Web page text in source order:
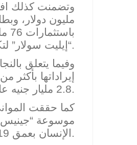
مليون دولار، وبطاقة إنتاجية 2
“إيليت سولار” لتكنولوجيا الطاقة الشمسية.
وفيما يتعلق
2.8 مليار جنيه عام 2016/2017.
كما حققت
موسوعة
الإنسان بعمق 19 مترًا.